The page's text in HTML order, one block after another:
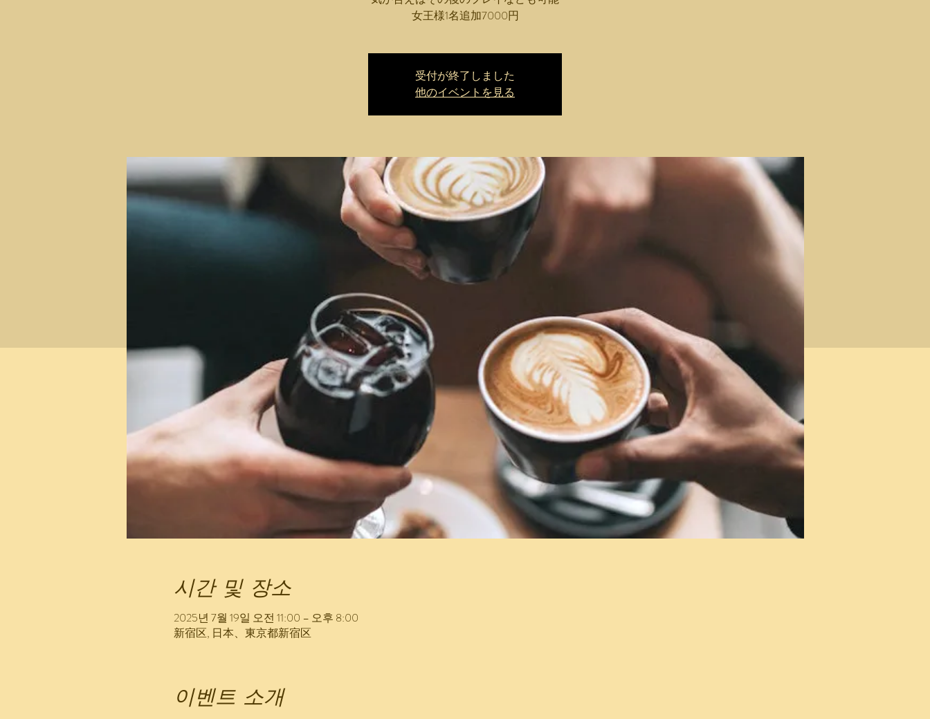
女王様1名追加7000円
受付が終了しました
他のイベントを見る
시간 및 장소
2025년 7월 19일 오전 11:00 – 오후 8:00
新宿区, 日本、東京都新宿区
이벤트 소개